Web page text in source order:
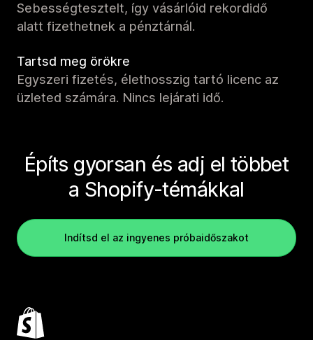
Sebességtesztelt, így vásárlóid rekordidő
alatt fizethetnek a pénztárnál.
Tartsd meg örökre
Egyszeri fizetés, élethosszig tartó licenc az
üzleted számára. Nincs lejárati idő.
Építs gyorsan és adj el többet
a Shopify-témákkal
Indítsd el az ingyenes próbaidőszakot